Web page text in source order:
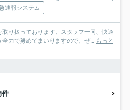
通報システム
り扱っております。スタッフ一同、快適
力で努めてまいりますので、ぜ... もっと
件